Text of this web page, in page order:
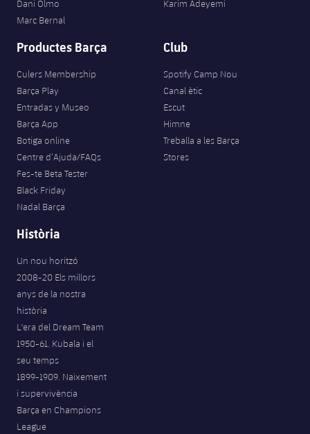
Dani Olmo
Marc Bernal
Karim Adeyemi
Productes Barça
Culers Membership
Barça Play
Entradas y Museo
Barça App
Botiga online
Centre d’Ajuda/FAQs
Fes-te Beta Tester
Black Friday
Nadal Barça
Club
Spotify Camp Nou
Canal ètic
Escut
Himne
Treballa a les Barça
Stores
Història
Un nou horitzó
2008-20 Els millors
anys de la nostra
història
L'era del Dream Team
1950-61. Kubala i el
seu temps
1899-1909. Naixement
i supervivència
Barça en Champions
League